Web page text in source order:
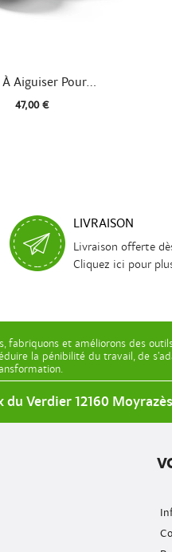
Aperçu rapide
Aiguiser Pour...
47,00 €
LIVRAISON
Livraison offerte
Cliquez ici pour
fabriquons et améliorons des
la pénibilité du travail, de
du Verdier 12160